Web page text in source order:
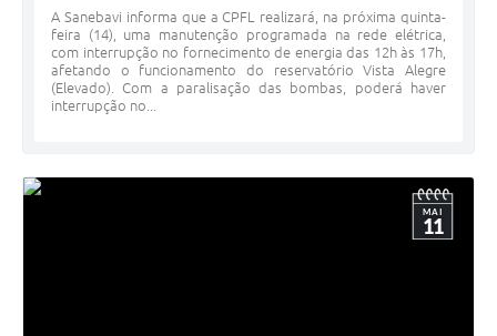
A Sanebavi informa que a CPFL realizará, na próxima quinta-
feira (14), uma manutenção programada na rede elétrica,
com interrupção no fornecimento de energia das 12h às 17h,
afetando o funcionamento do reservatório Vista Alegre
(Elevado). Com a paralisação das bombas, poderá haver
interrupção no...
MAI
11